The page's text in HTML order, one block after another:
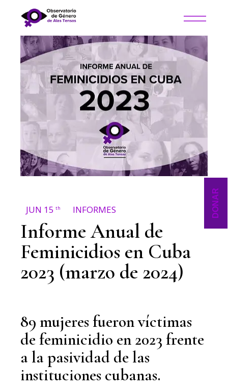
DONAR
JUN 15 th INFORMES
Informe Anual de
Feminicidios en Cuba
2023 (marzo de 2024)
89 mujeres fueron víctimas
de feminicidio en 2023 frente
a la pasividad de las
instituciones cubanas.